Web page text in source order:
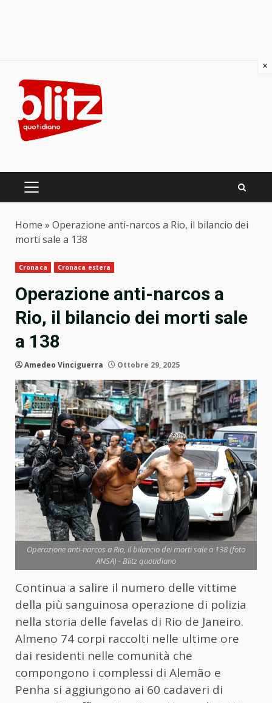
content
PRIMARY
Home » Operazione anti-narcos a Rio, il bilancio dei
morti sale a 138
Cronaca Cronaca estera
Operazione anti-narcos a
Rio, il bilancio dei morti sale
a 138
Amedeo Vinciguerra Ottobre 29, 2025
Operazione anti-narcos a Rio, il bilancio dei morti sale a 138 (foto
ANSA) - Blitz quotidiano
Continua a salire il numero delle vittime
della più sanguinosa operazione di polizia
nella storia delle favelas di Rio de Janeiro.
Almeno 74 corpi raccolti nelle ultime ore
dai residenti nelle comunità che
compongono i complessi di Alemão e
Penha si aggiungono ai 60 cadaveri di
×